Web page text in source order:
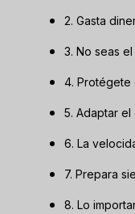
2. Gasta
3. No seas
4. Protégete
5. Adaptar el
6. La
7. Prepara
8. Lo